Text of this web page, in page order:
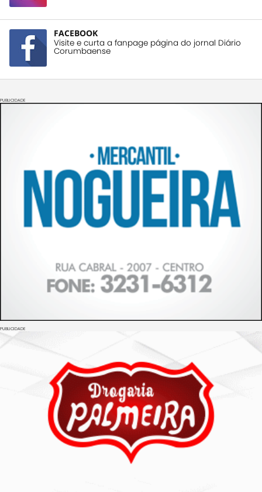
FACEBOOK
Visite e curta a fanpage página do jornal Diário
Corumbaense
PUBLICIDADE
PUBLICIDADE